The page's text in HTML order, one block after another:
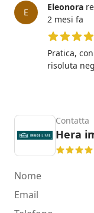
E Eleonora
2 mesi fa
5 su 5 stelle
Pratica,
risoluta
Contatta
Hera